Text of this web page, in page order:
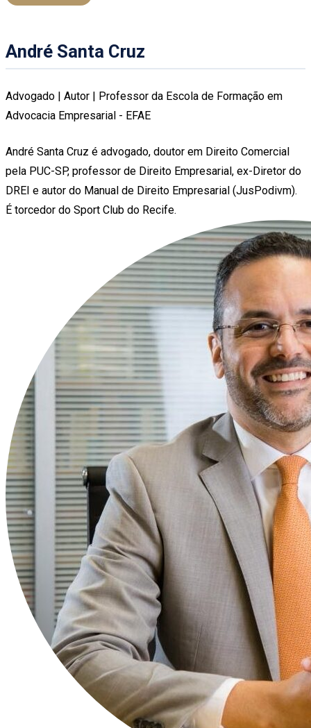
André Santa Cruz
Advogado | Autor | Professor da Escola de Formação em
Advocacia Empresarial - EFAE
André Santa Cruz é advogado, doutor em Direito Comercial
pela PUC-SP, professor de Direito Empresarial, ex-Diretor do
DREI e autor do Manual de Direito Empresarial (JusPodivm).
É torcedor do Sport Club do Recife.